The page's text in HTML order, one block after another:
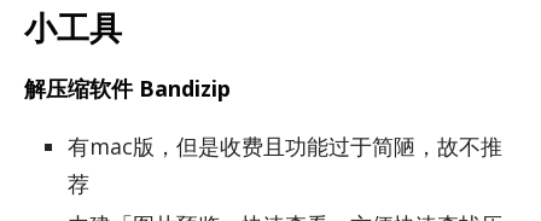
小工具
解压缩软件 Bandizip
有mac版，但是收费且功能过于简陋，故不推
荐